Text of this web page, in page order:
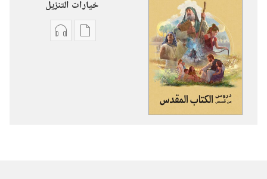
خيارات التنزيل
خياراتخيارات